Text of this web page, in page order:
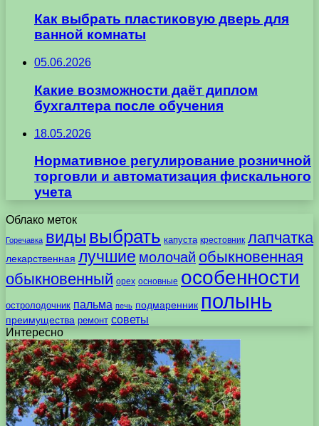
Как выбрать пластиковую дверь для
ванной комнаты
05.06.2026
Какие возможности даёт диплом
бухгалтера после обучения
18.05.2026
Нормативное регулирование розничной
торговли и автоматизация фискального
учета
Облако меток
Горечавка виды выбрать капуста крестовник лапчатка
лекарственная лучшие молочай обыкновенная
обыкновенный орех основные особенности
остролодочник пальма печь подмаренник полынь
преимущества ремонт советы
Интересно